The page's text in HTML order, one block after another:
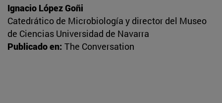
Ignacio López Goñi
Catedrático de Microbiología y director del Museo
de Ciencias Universidad de Navarra
Publicado en: The Conversation